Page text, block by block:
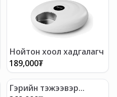
Нойтон хоол хадгалагч
189,000₮
Гэрийн тэжээвэр